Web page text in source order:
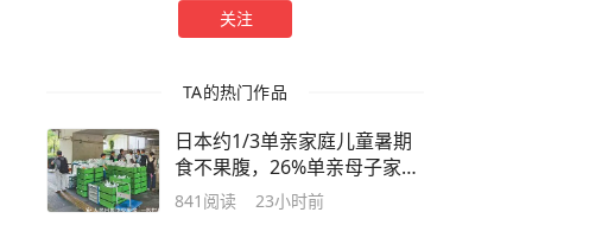
关注
TA的热门作品
日本约1/3单亲家庭儿童暑期
食不果腹，26%单亲母子家庭
平均每餐花费不足100日元
841 阅读 23小时前